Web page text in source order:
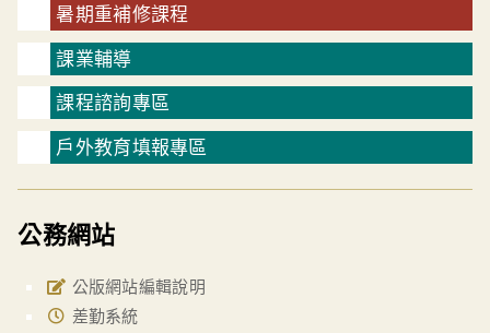
暑期重補修課程
課業輔導
課程諮詢專區
戶外教育填報專區
公務網站
公版網站編輯說明
差勤系統